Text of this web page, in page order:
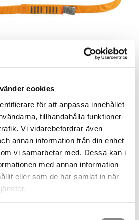
cookies
för att anpassa innehållet
tillhandahålla funktioner
Vi vidarebefordrar även
annan information från din enhet
vi samarbetar med. Dessa kan i
med annan information
eller som de har samlat in när